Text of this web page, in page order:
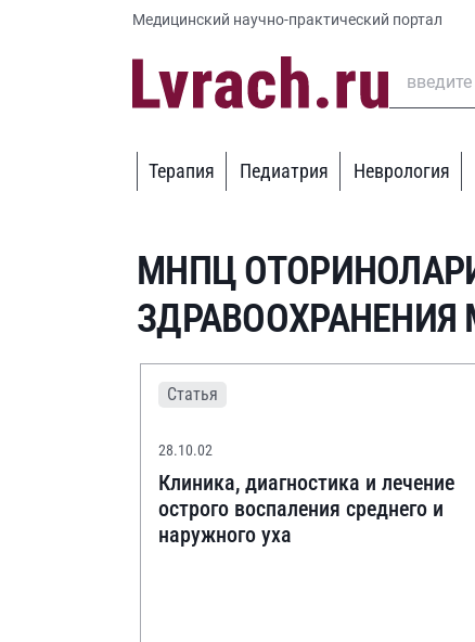
Медицинский научно-практический портал
Терапия Педиатрия Неврология
МНПЦ
Статья
28.10.02
Клиника, диагностика и лечение
острого воспаления среднего и
наружного уха